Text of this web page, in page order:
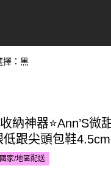
擇：黑
納神器⭐Ann’S微
跟尖頭包鞋
國家/地區配送